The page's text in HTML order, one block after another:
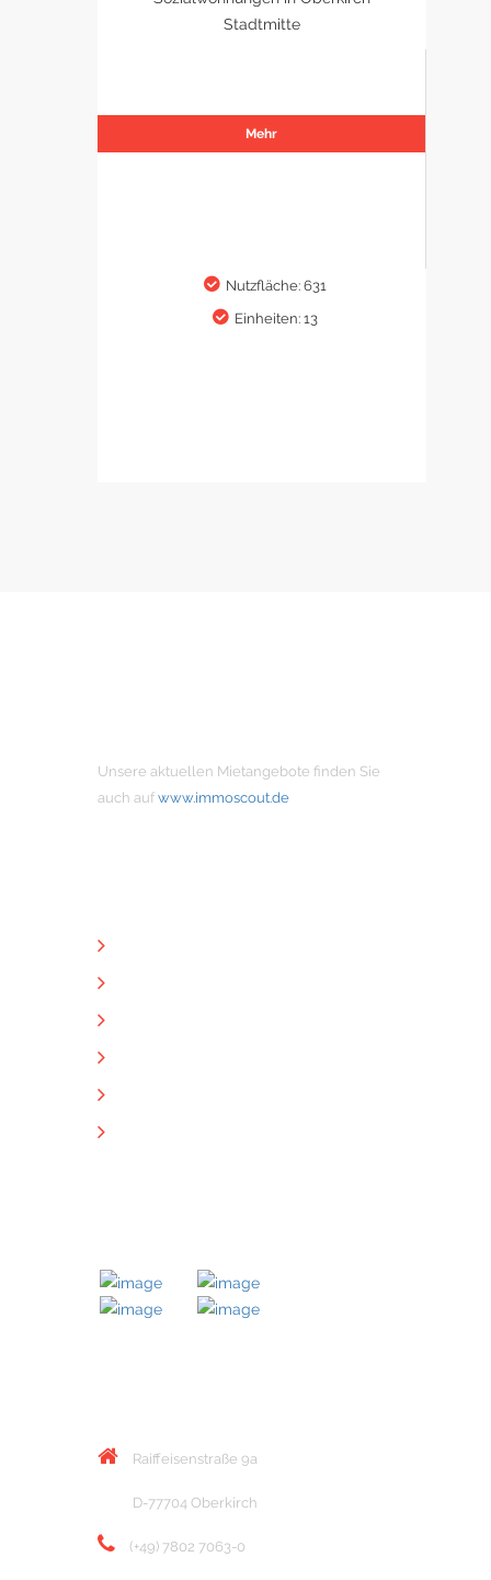
Stadtmitte
Mehr
Nutzfläche: 631
Einheiten: 13
Unsere aktuellen Mietangebote finden Sie
auch auf www.immoscout.de
Raiffeisenstraße 9a
D-77704 Oberkirch
(+49) 7802 7063-0